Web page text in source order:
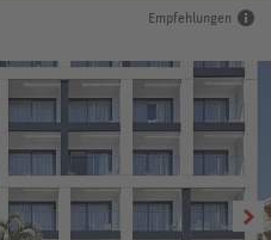
Empfehlungen